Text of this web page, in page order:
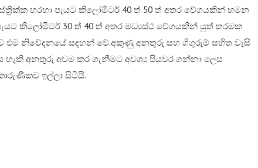
හරහා පැයට කිලෝමීටර් 40 ත් 50 ත් අතර වේගයකින් හමන
කිලෝමීටර් 30 ත් 40 ත් අතර මධ්‍යස්ථ වේගයකින් යුත් තරමක
එම නිවේදනයේ සඳහන් වේ.​අකුණු අනතුරු සහ ගිගුරුම් සහිත වැසි
අනතුරු අවම කර ගැනීමට අවශ්‍ය පියවර ගන්නා ලෙස
ඉල්ලා සිටියි.